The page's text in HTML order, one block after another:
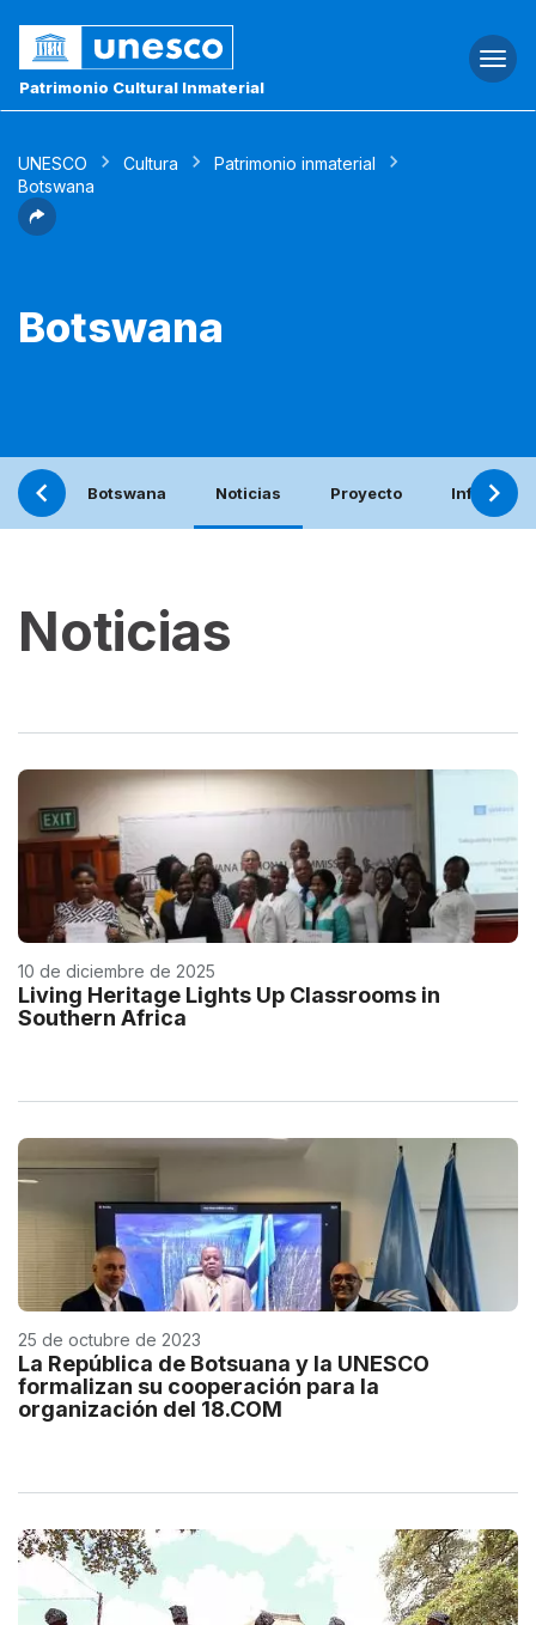
Patrimonio Cultural Inmaterial
UNESCO Cultura
Patrimonio inmaterial
Botswana
Botswana
Botswana Noticias Proyecto Informe
Noticias
10 de diciembre de 2025
Living Heritage Lights Up Classrooms in
Southern Africa
25 de octubre de 2023
La República de Botsuana y la UNESCO
formalizan su cooperación para la
organización del 18.COM